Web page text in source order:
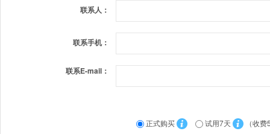
联系人：
联系手机：
联系E-mail：
正式购买 试用7天
（收费